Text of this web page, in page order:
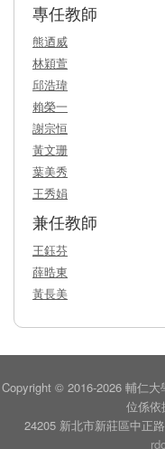
專任教師
熊迺威
林穎萱
邱浩瑋
賴榮一
謝宗恒
黃文珊
葉美秀
王秀娟
兼任教師
王鈺芬
薛晧東
黃長美
Copyright © 2016-2026 輔仁大
位係依
24205 新北市新莊區中正